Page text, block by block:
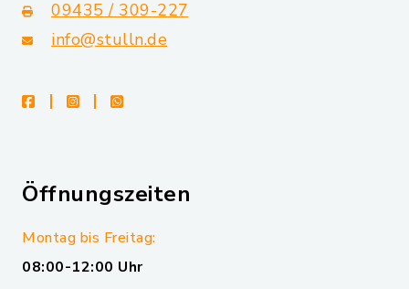
09435 / 309-227
info@stulln.de
facebookinstagramwhatsapp
Öffnungszeiten
Montag bis Freitag:
08:00-12:00 Uhr